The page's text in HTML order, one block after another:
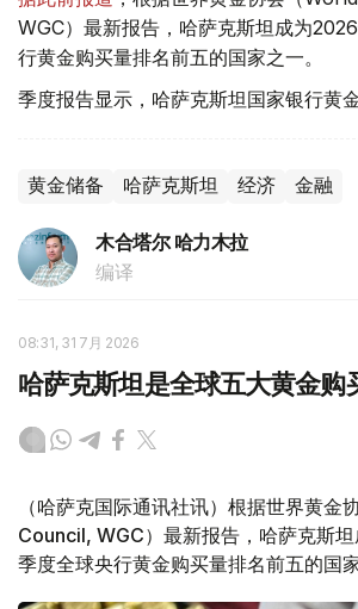
WGC）最新报告，哈萨克斯坦成为
行黄金购买量排名前五的国家之一。
季度报告显示，哈萨克斯坦国家银行黄
黄金储备 哈萨克斯坦 经济 金融
木合塔尔 哈力木拉
编译
08:31, 31 7月 2026
哈萨克斯坦是全球五大黄金购
（哈萨克国际通讯社讯）根据世界黄金
Council, WGC）最新报告，哈萨克斯
季度全球央行黄金购买量排名前五的国家